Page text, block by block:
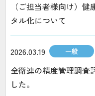
（ご担当者様向け）
タル化について
2026.03.19 一般
全衛連の精度管理調査
した。